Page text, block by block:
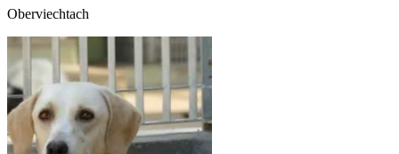
Oberviechtach